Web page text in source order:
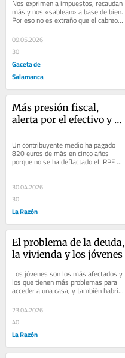
Nos exprimen a impuestos, recaudan
más y nos «sablean» a base de bien.
Por eso no es extraño que el cabreo
09.05.2026
30
Gaceta de
Salamanca
Más presión fiscal,
alerta por el efectivo y
malestar económico
Un contribuyente medio ha pagado
820 euros de más en cinco años
porque no se ha deflactado el IRPF y
no se ha tenido en cuenta la inflación
30.04.2026
30
La Razón
El problema de la deuda,
la vivienda y los jóvenes
Los jóvenes son los más afectados y
los que tienen más problemas para
acceder a una casa, y también habría
que preocuparse por la carga de la...
23.04.2026
40
La Razón